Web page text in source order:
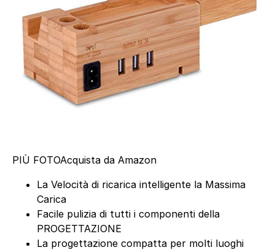
PIÙ FOTOAcquista da Amazon
La Velocità di ricarica intelligente la Massima
Carica
Facile pulizia di tutti i componenti della
PROGETTAZIONE
La progettazione compatta per molti luoghi